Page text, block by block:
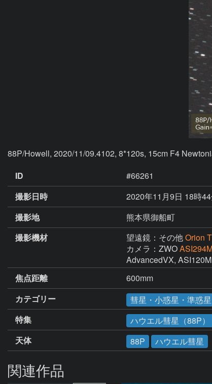
88P/Howell, 2020/11/09.4102, 8*120s, 15cm F4
ID
#66261
撮影日時
2020年11月9日 18時
撮影地
熊本県御船町
撮影機材
望遠鏡：その他Orion
カメラ：ZWO
AdvancedVX,
焦点距離
600mm
カテゴリー
彗星・小惑星・準惑星
特集
ハウエル彗星（88P）
天体
88P ハウエル彗星
関連作品